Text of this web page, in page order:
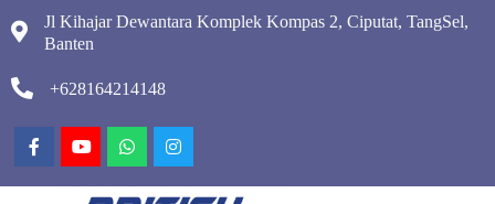
Jl Kihajar Dewantara Komplek Kompas 2, Ciputat, TangSel,
Banten
+628164214148